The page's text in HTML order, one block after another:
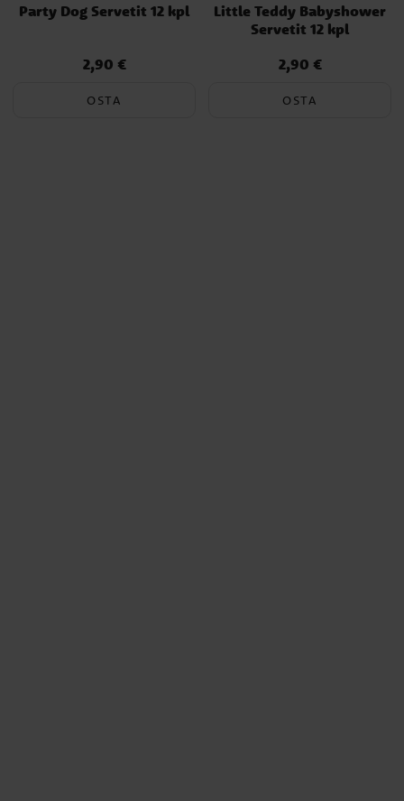
Party Dog Servetit 12 kpl
Hinta:2,90 €
2,90 €
OSTA
Little Teddy Babyshower
Servetit 12 kpl
Hinta:2,90 €
2,90 €
OSTA